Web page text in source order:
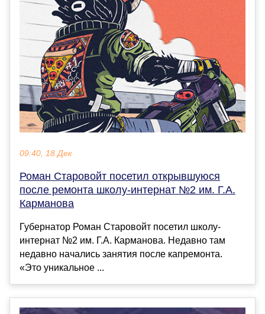
09:40, 18 Дек
Роман Старовойт посетил открывшуюся
после ремонта школу-интернат №2 им. Г.А.
Карманова
Губернатор Роман Старовойт посетил школу-
интернат №2 им. Г.А. Карманова. Недавно там
недавно начались занятия после капремонта.
«Это уникальное ...